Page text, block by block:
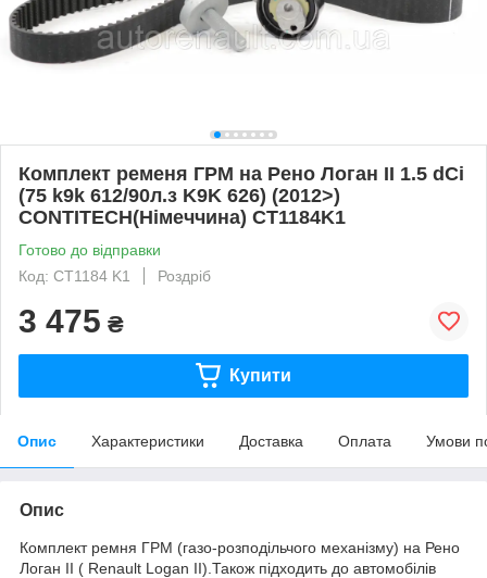
Комплект ременя ГРМ на Рено Логан II 1.5 dCi
(75 k9k 612/90л.з K9K 626) (2012>)
CONTITECH(Німеччина) CT1184K1
Готово до відправки
Код: CT1184 K1
Роздріб
3 475 ₴
Купити
Опис Характеристики Доставка Оплата Умови
Опис
Комплект ремня ГРМ (газо-розподільчого механізму) на Рено
Логан II ( Renault Logan II).Також підходить до автомобілів